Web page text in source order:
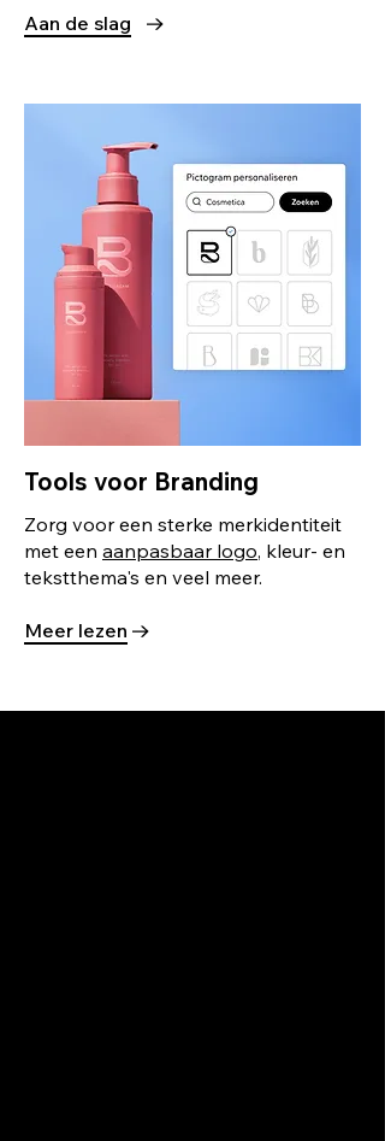
Aan de slag
Tools voor Branding
Zorg voor een sterke merkidentiteit
met een aanpasbaar logo, kleur- en
tekstthema's en veel meer.
Meer lezen